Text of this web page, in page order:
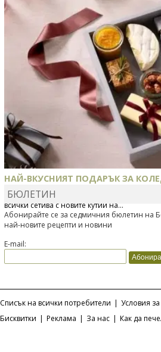
НАЙ-ВКУСНИЯТ ПОДАРЪК ЗА
Тази Коледа подарете внимание и
всички сетива с новите кутии на...
БЮЛЕТИН
Абонирайте се за седмичния бюлетин на
най-новите рецепти и новини
E-mail:
Списък на всички потребители | Условия
Бисквитки | Реклама | За нас | Как да